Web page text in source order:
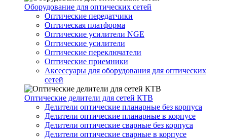
Оборудование для оптических сетей
Оптические передатчики
Оптическая платформа
Оптические усилители NGE
Оптические усилители
Оптические переключатели
Оптические приемники
Аксессуары для оборудования для оптических
сетей
Оптические делители для сетей КТВ
Делители оптические планарные без корпуса
Делители оптические планарные в корпусе
Делители оптические сварные без корпуса
Делители оптические сварные в корпусе